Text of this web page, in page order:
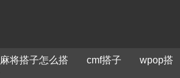
麻将搭子怎么搭 cmf搭子
wpop搭